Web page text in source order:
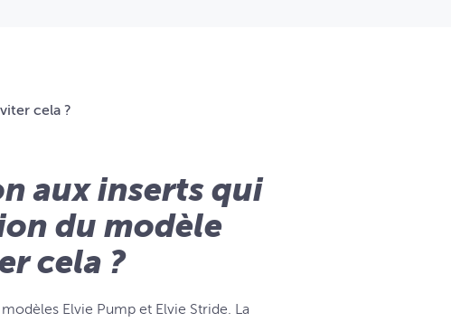
cela ?
aux inserts qui
du modèle
cela ?
Elvie Pump et Elvie Stride. La